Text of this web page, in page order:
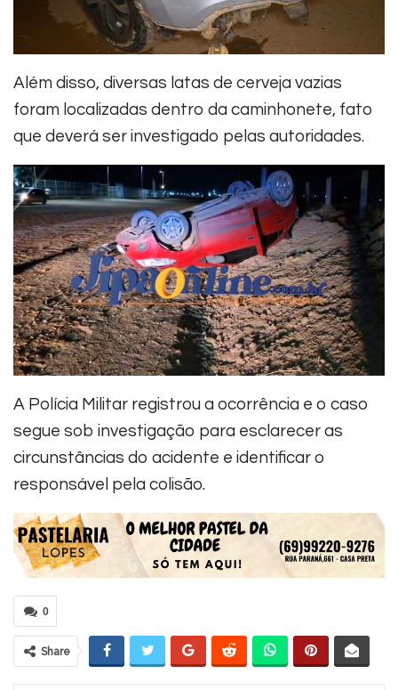
Além disso, diversas latas de cerveja vazias
foram localizadas dentro da caminhonete, fato
que deverá ser investigado pelas autoridades.
A Polícia Militar registrou a ocorrência e o caso
segue sob investigação para esclarecer as
circunstâncias do acidente e identificar o
responsável pela colisão.
0
Share